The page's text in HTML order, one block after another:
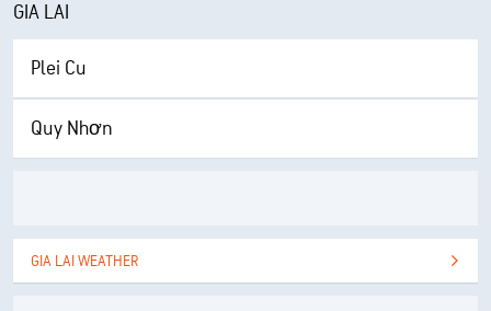
GIA LAI
Plei Cu
Quy Nhơn
GIA LAI WEATHER